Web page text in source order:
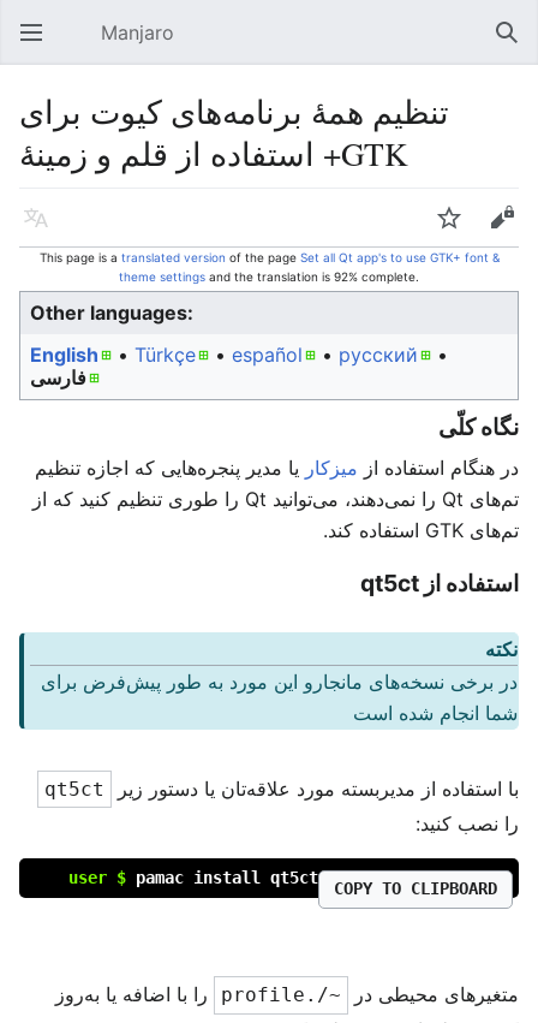
Open main menu Manjaro
تنظیم همهٔ برنامه‌های کیوت برای
استفاده از قلم و زمینهٔ +GTK
Language Watch Edit
This page is a translated version of the page Set all Qt app's to use GTK+ font &
theme settings and the translation is 92% complete.
Other languages:
English
• ‎ Türkçe • ‎ español • ‎ русский
•
فارسی
نگاه کلّی
در هنگام استفاده از میزکار یا مدیر پنجره‌هایی که اجازه تنظیم
تم‌های Qt را نمی‌دهند، می‌توانید Qt را طوری تنظیم کنید که از
تم‌های GTK استفاده کند.
استفاده از qt5ct
نکته
در برخی نسخه‌های مانجارو این مورد به طور پیش‌فرض برای
شما انجام شده است
با استفاده از مدیربسته مورد علاقه‌تان یا دستور زیر qt5ct
را نصب کنید:
user $ pamac install qt5ct
COPY TO CLIPBOARD
متغیر‌های محیطی در ~/.profile
را با اضافه یا به‌روز